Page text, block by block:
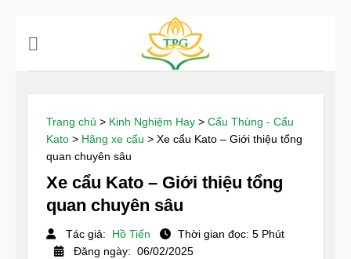
Trang chủ > Kinh Nghiệm Hay > Cẩu Thùng - Cẩu
Kato > Hãng xe cẩu > Xe cẩu Kato – Giới thiệu tổng
quan chuyên sâu
Xe cẩu Kato – Giới thiệu tổng
quan chuyên sâu
Tác giả: Hồ Tiến
Thời gian đọc: 5 Phút
Đăng ngày: 06/02/2025